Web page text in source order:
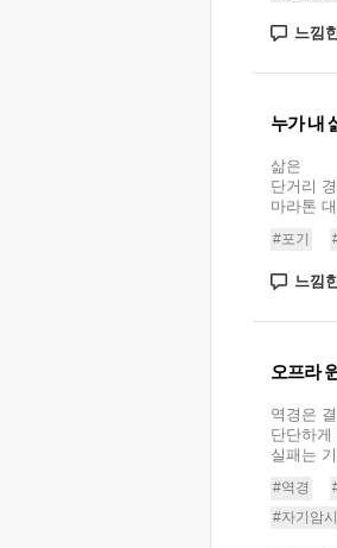
느낌
누가 내
삶은
단거리
마라톤
#포기
느낌
오프라
역경은
단단하게
실패는
#역경
#자기암시